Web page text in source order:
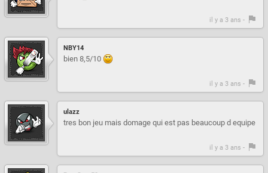
il y a 3 ans -
NBY14
bien 8,5/10
il y a 3 ans -
ulazz
tres bon jeu mais domage qui est pas beaucoup d equipe
il y a 3 ans -